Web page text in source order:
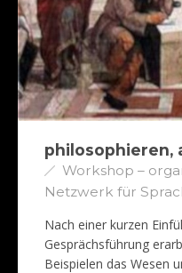
philosophieren,
Workshop –
Netzwerk für
Nach einer kurzen
Gesprächsführung
Beispielen das Wesen